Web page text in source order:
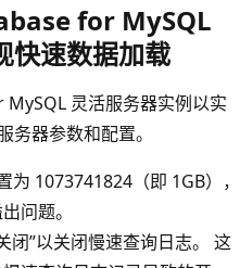
for MySQL
快速数据加载
灵活服务器实例以实
器参数和配置。
1073741824（即 1GB），
问题。
闭”以关闭慢速查询日志。 这